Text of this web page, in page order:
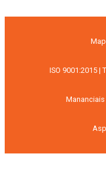
ISO 9001:2015 |
Mananciais